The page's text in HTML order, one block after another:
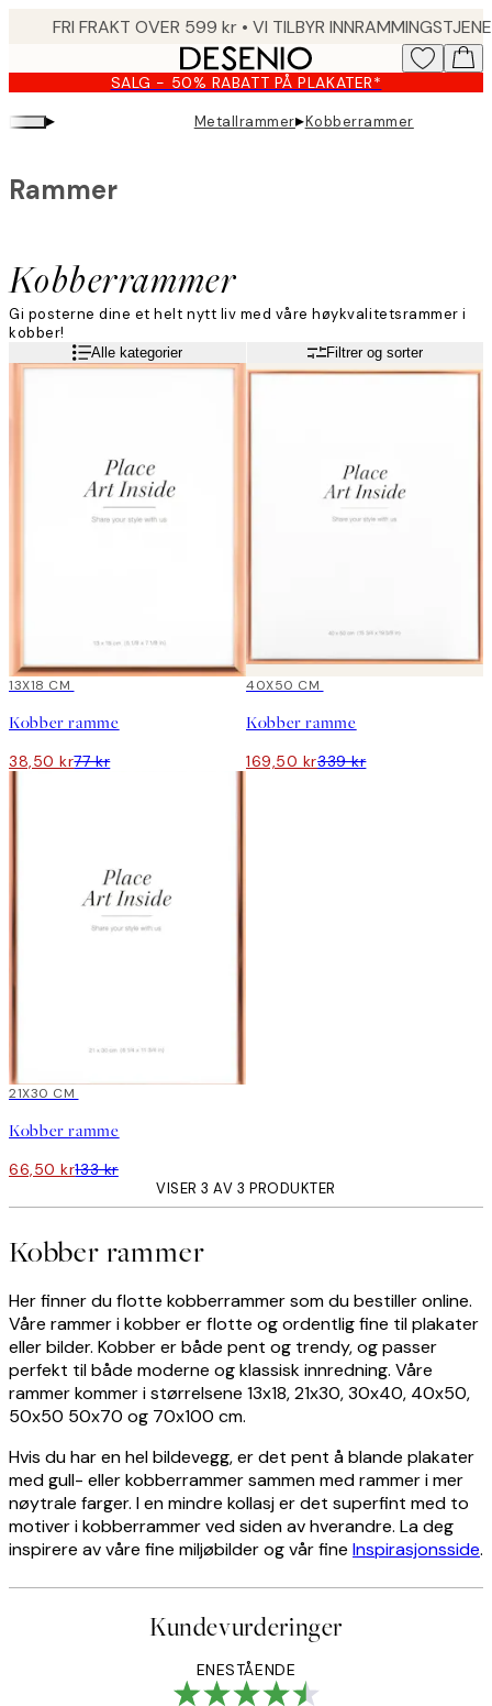
content.
SALG - 50% RABATT PÅ PLAKATER*
▸ Metallrammer▸Kobberrammer
Kobberrammer
Rammer
Gi posterne dine et helt nytt liv med våre høykvalitetsrammer i
kobber!
Alle kategorier Filtrer og sorter
-50%
13X18 CM
Kobber ramme
38,50 kr77 kr
-50%
40X50 CM
Kobber ramme
169,50 kr339 kr
-50%
21X30 CM
Kobber ramme
66,50 kr133 kr
VISER 3 AV 3 PRODUKTER
Kobber rammer
Her finner du flotte kobberrammer som du bestiller online.
Våre rammer i kobber er flotte og ordentlig fine til plakater
eller bilder. Kobber er både pent og trendy, og passer
perfekt til både moderne og klassisk innredning. Våre
rammer kommer i størrelsene 13x18, 21x30, 30x40, 40x50,
50x50 50x70 og 70x100 cm.
Hvis du har en hel bildevegg, er det pent å blande plakater
med gull- eller kobberrammer sammen med rammer i mer
nøytrale farger. I en mindre kollasj er det superfint med to
motiver i kobberrammer ved siden av hverandre. La deg
inspirere av våre fine miljøbilder og vår fine Inspirasjonsside.
Kundevurderinger
ENESTÅENDE